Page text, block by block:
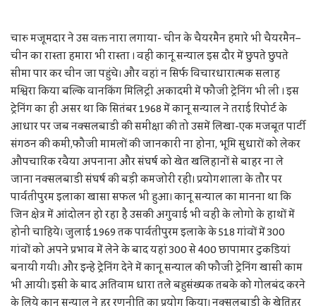
चारु मजूमदार ने उस वक्त नारा लगाया- चीन के चैयरमैन हमारे भी चैयरमैन–
चीन का रास्ता हमारा भी रास्ता । वहीं कानू सन्याल इस दौर में छुपते छुपते
सीमा पार कर चीन जा पहुंचे। और वहां न सिर्फ विचारधारात्मक सलाह
मश्विरा किया बल्कि वानकिंग मिलिट्री अकादमी में फौजी ट्रेनिंग भी ली । इस
ट्रेनिंग का ही असर था कि सितंबर 1968 में कानू सन्याल ने तराई रिपोर्ट के
आधार पर जब नक्सलबाडी की समीक्षा की तो उसमें लिखा-एक मजबूत पार्टी
संगठन की कमी,फौजी मामलों की जानकारी ना होना, भूमि सुधारों को लेकर
औपचारिक रवैया अपनाना और संघर्ष को खेत खलिहानों से बाहर ना ले
जाना नक्सलबाडी संघर्ष की बड़ी कमजोरी रही। प्रयोगशाला के तौर पर
पार्वतीपुरम इलाका खासा सफल भी हुआ। कानू सन्याल का मानना था कि
जिन क्षेत्र में आंदोलन हो रहा है उसकी अगुवाई भी वहीं के लोगो के हाथों में
होनी चाहिये। जुलाई 1969 तक पार्वतीपुरम इलाके के 518 गांवों में 300
गांवों को अपने प्रभाव में लेने के बाद यहां 300 से 400 छापामार टुकडियां
बनायीं गयीं। और इन्हे ट्रेनिंग देने में कानू सन्याल की फौजी ट्रेनिंग खासी काम
भी आयी। इसी के बाद अतिवाम धारा तले बहुसंख्यक तबके को गोलबंद करने